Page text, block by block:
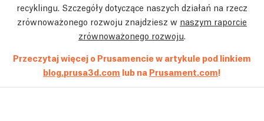
recyklingu. Szczegóły dotyczące naszych działań na rzecz
zrównoważonego rozwoju znajdziesz w naszym raporcie
zrównoważonego rozwoju
Przeczytaj więcej o Prusamencie w artykule pod linkiem
blog.prusa3d.com lub na Prusament.com!